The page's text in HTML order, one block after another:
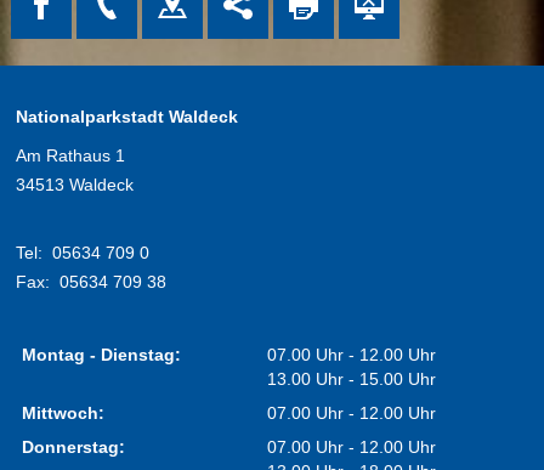
Nationalparkstadt Waldeck
Am Rathaus 1
34513 Waldeck
Tel: 05634 709 0
Fax: 05634 709 38
Montag - Dienstag:
07.00 Uhr - 12.00 Uhr
13.00 Uhr - 15.00 Uhr
Mittwoch:
07.00 Uhr - 12.00 Uhr
Donnerstag:
07.00 Uhr - 12.00 Uhr